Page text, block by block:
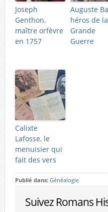
Joseph
Genthon,
maître orfèvre
en 1757
Auguste
héros de la
Grande
Guerre
Calixte
Lafosse, le
menuisier qui
fait des vers
Publié dans: Généalogie
Suivez Romans